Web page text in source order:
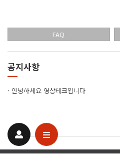
FAQ
공지사항
· 안녕하세요 영상테크입니다